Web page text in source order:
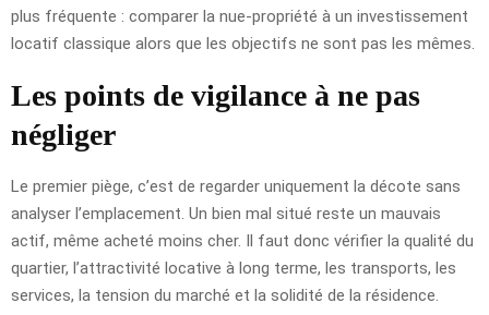
plus fréquente : comparer la nue-propriété à un investissement
locatif classique alors que les objectifs ne sont pas les mêmes.
Les points de vigilance à ne pas
négliger
Le premier piège, c’est de regarder uniquement la décote sans
analyser l’emplacement. Un bien mal situé reste un mauvais
actif, même acheté moins cher. Il faut donc vérifier la qualité du
quartier, l’attractivité locative à long terme, les transports, les
services, la tension du marché et la solidité de la résidence.